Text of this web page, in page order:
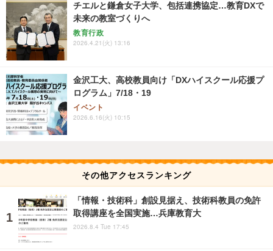
チエルと鎌倉女子大学、包括連携協定…教育DXで
未来の教室づくりへ
教育行政
2026.4.21(火) 13:16
金沢工大、高校教員向け「DXハイスクール応援プ
ログラム」7/18・19
イベント
2026.6.16(火) 10:15
その他アクセスランキング
「情報・技術科」創設見据え、技術科教員の免許
取得講座を全国実施…兵庫教育大
2026.8.4 Tue 17:45